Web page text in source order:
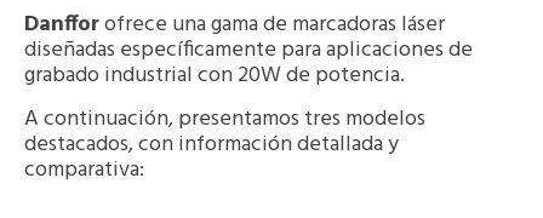
Danfforofrece una gama de marcadoras láser
diseñadas específicamente para aplicaciones de
grabado industrial con 20W de potencia.
A continuación, presentamos tres modelos
destacados, con información detallada y
comparativa: